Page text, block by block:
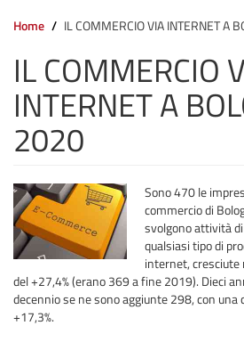
Home IL COMMERCIO VIA INTERNET A
IL COMMERCIO
INTERNET A
2020
Sono 470 le
commercio di
svolgono attività
qualsiasi tipo di
internet, cresciute
del +27,4% (erano 369 a fine 2019). Dieci
decennio se ne sono aggiunte 298, con una
+17,3%.